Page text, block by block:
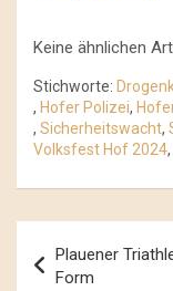
Keine ähnlichen
Stichworte:
, Hofer Polizei,
, Sicherheitswacht,
Volksfest Hof 2024,
Navigation
Plauener
Form